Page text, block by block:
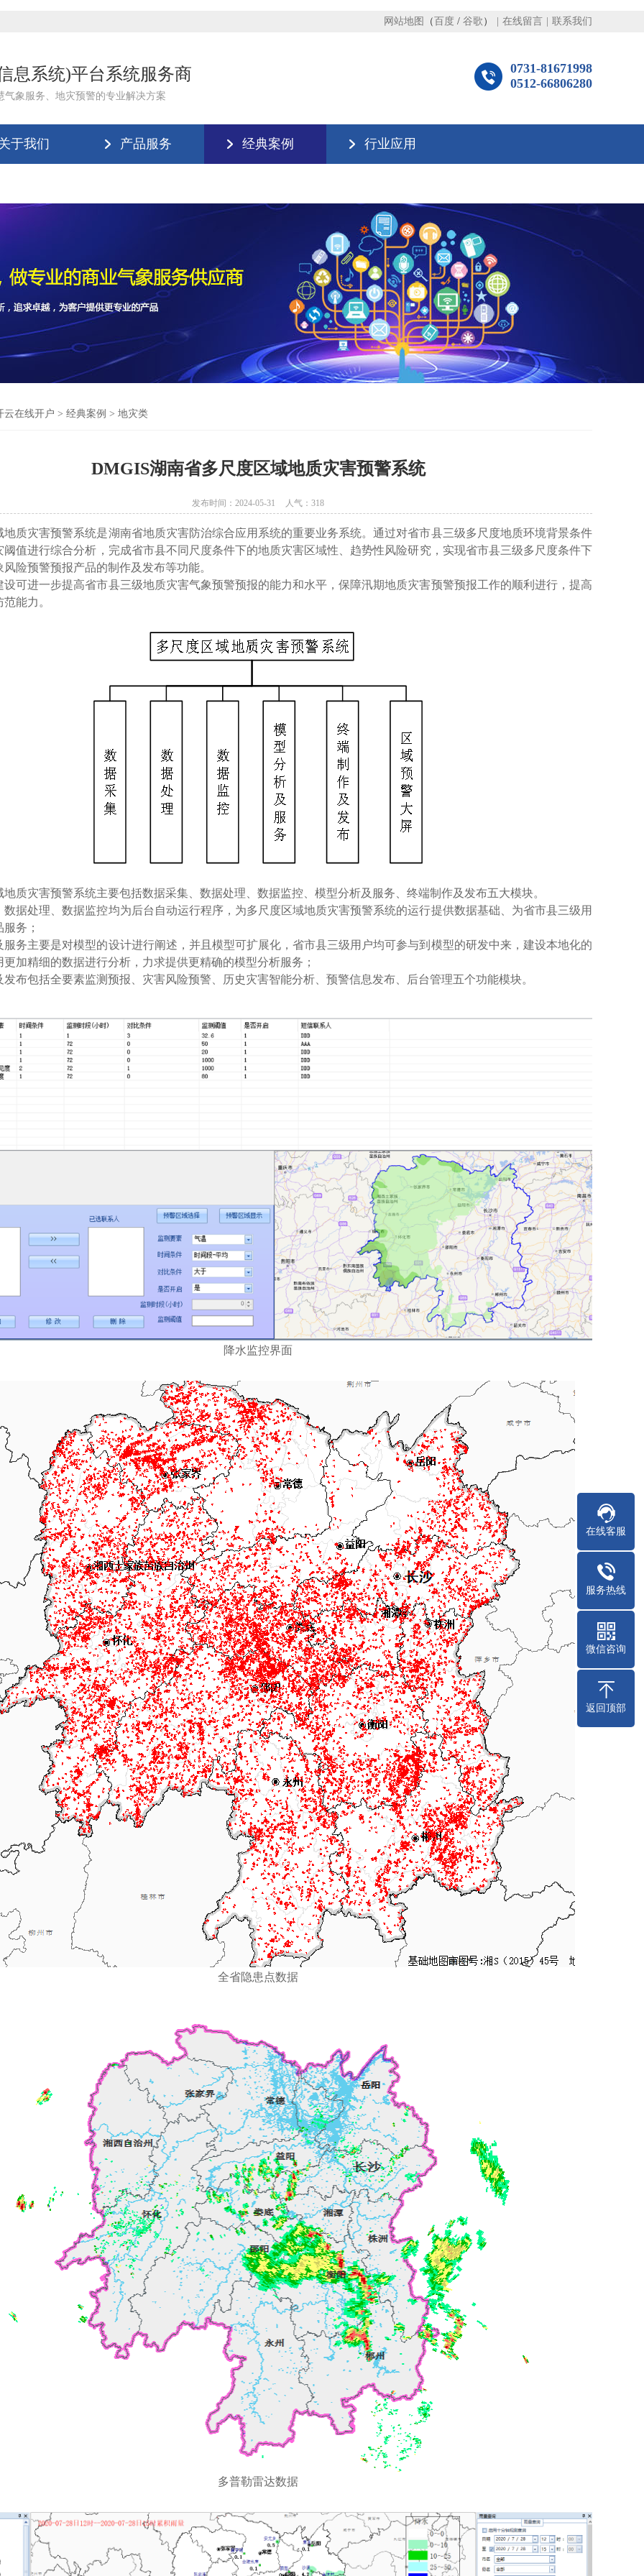
网站地图 （ 百度 / 谷歌 ） 在线留言 联系我们
息系统)平台系统服务商
气象服务、地灾预警的专业解决方案
0731-81671998
0512-66806280
于我们 产品服务 经典案例 行业应用
云在线开户 > 经典案例 > 地灾类
DMGIS湖南省多尺度区域地质灾害预警系统
发布时间：2024-05-31 人气： 318
地质灾害预警系统是湖南省地质灾害防治综合应用系统的重要业务系统。通过对省市县三级多尺度地质环境背景条件
阈值进行综合分析，完成省市县不同尺度条件下的地质灾害区域性、趋势性风险研究，实现省市县三级多尺度条件下
险预警预报产品的制作及发布等功能。
设可进一步提高省市县三级地质灾害气象预警预报的能力和水平，保障汛期地质灾害预警预报工作的顺利进行，提高
能力。
地质灾害预警系统主要包括数据采集、数据处理、数据监控、模型分析及服务、终端制作及发布五大模块。
数据处理、数据监控均为后台自动运行程序，为多尺度区域地质灾害预警系统的运行提供数据基础、为省市县三级用
务；
服务主要是对模型的设计进行阐述，并且模型可扩展化，省市县三级用户均可参与到模型的研发中来，建设本地化的
加精细的数据进行分析，力求提供更精确的模型分析服务；
发布包括全要素监测预报、灾害风险预警、历史灾害智能分析、预警信息发布、后台管理五个功能模块。
降水监控界面
全省隐患点数据
多普勒雷达数据
在线客服
服务热线
微信咨询
返回顶部